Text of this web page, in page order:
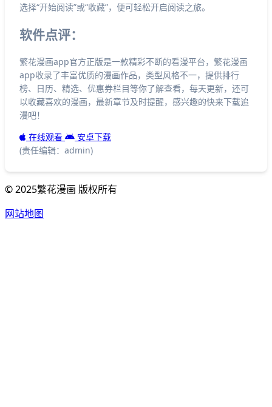
选择“开始阅读”或“收藏”，便可轻松开启阅读之旅。
软件点评：
繁花漫画app官方正版是一款精彩不断的看漫平台，繁花漫画
app收录了丰富优质的漫画作品，类型风格不一，提供排行
榜、日历、精选、优惠券栏目等你了解查看，每天更新，还可
以收藏喜欢的漫画，最新章节及时提醒，感兴趣的快来下载追
漫吧！
在线观看
安卓下载
(责任编辑：admin)
© 2025繁花漫画 版权所有
网站地图